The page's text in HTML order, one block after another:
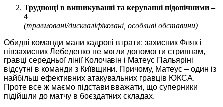
Труднощі в вишикуванні та керуванні підопічними –
4
(травмовані/дискваліфіковані, особливі обставини)
Обидві команди мали кадрові втрати: захисник Фляк і
півзахисник Лебеденко не могли допомогти стриянам,
гравці середньої лінії Колочавін і Матеус Пальяріні
відсутні в команди з Київщини. Причому, Матеус – один із
найбільш ефективних атакувальних гравців ЮКСА.
Проте все ж маємо підстави вважати, що суперники
підійшли до матчу в боєздатних складах.